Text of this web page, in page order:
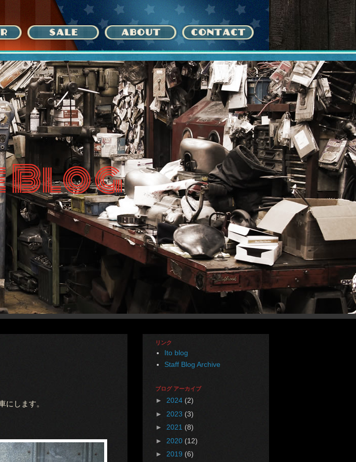
Blog
にします。
リンク
Ito blog
Staff Blog Archive
ブログ アーカイブ
► 2024 (2)
► 2023 (3)
► 2021 (8)
► 2020 (12)
► 2019 (6)